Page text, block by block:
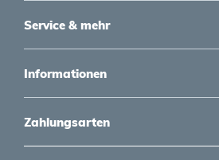
Service & mehr
Informationen
Zahlungsarten